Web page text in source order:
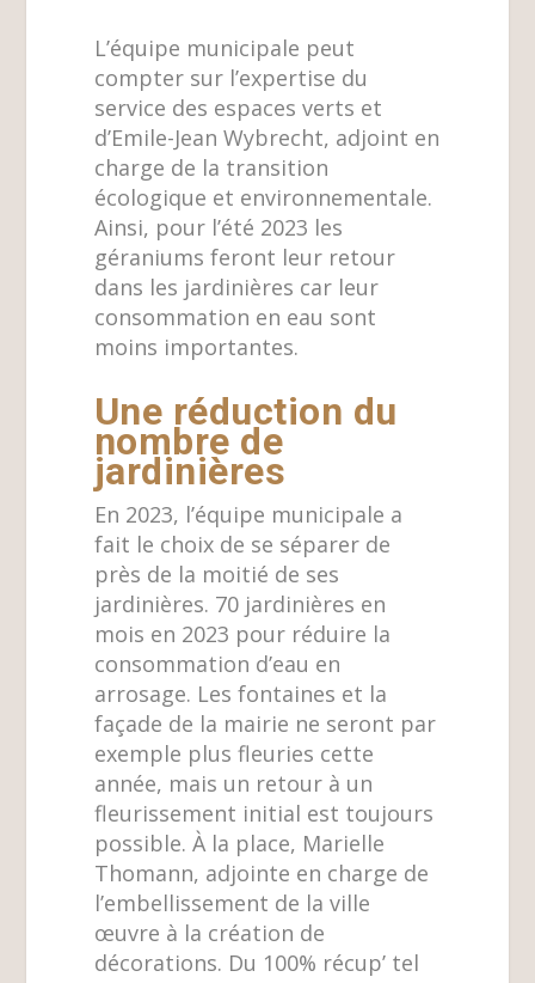
L’équipe municipale peut
compter sur l’expertise du
service des espaces verts et
d’Emile-Jean Wybrecht, adjoint en
charge de la transition
écologique et environnementale.
Ainsi, pour l’été 2023 les
géraniums feront leur retour
dans les jardinières car leur
consommation en eau sont
moins importantes.
Une réduction du
nombre de
jardinières
En 2023, l’équipe municipale a
fait le choix de se séparer de
près de la moitié de ses
jardinières. 70 jardinières en
mois en 2023 pour réduire la
consommation d’eau en
arrosage. Les fontaines et la
façade de la mairie ne seront par
exemple plus fleuries cette
année, mais un retour à un
fleurissement initial est toujours
possible. À la place, Marielle
Thomann, adjointe en charge de
l’embellissement de la ville
œuvre à la création de
décorations. Du 100% récup’ tel